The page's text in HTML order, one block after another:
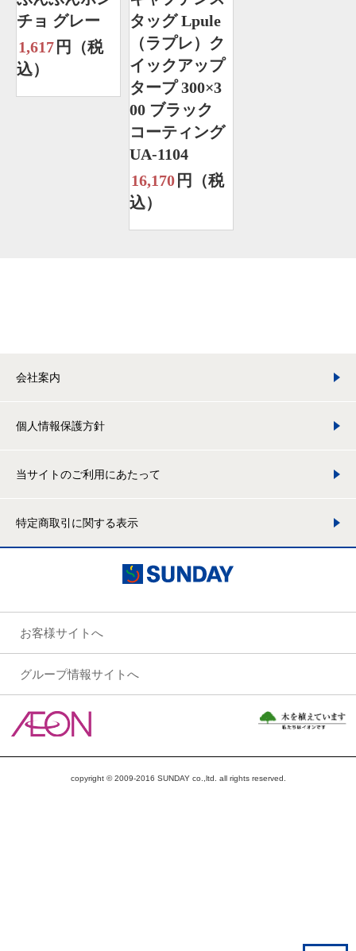
チョ グレー
1,617 円（税
込）
タッグ Lpule
（ラプレ）ク
イックアップ
タープ 300×3
00 ブラック
コーティング
UA-1104
16,170 円（税
込）
会社案内
個人情報保護方針
当サイトのご利用にあたって
特定商取引に関する表示
お客様サイトへ
グループ情報サイトへ
copyright © 2009-2016 SUNDAY co.,ltd. all rights reserved.